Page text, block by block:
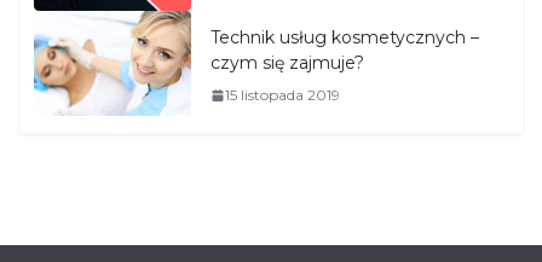
Technik usług kosmetycznych –
czym się zajmuje?
15 listopada 2019